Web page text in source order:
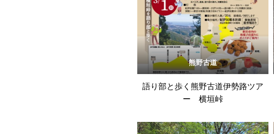
熊野古道
語り部と歩く熊野古道伊勢路ツア
ー 横垣峠